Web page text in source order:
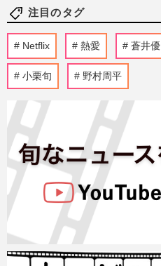
注目のタグ
Netflix 熱愛 蒼井優
小栗旬 野村周平